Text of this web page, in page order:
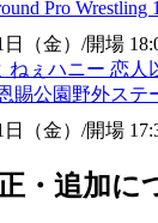
Pro
（金） /開場
ねぇハニー 恋
賜公園野外ステ
（金） /開場
・追加に